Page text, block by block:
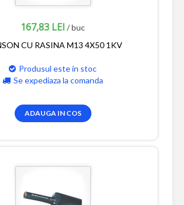
167,83 LEI / buc
CU RASINA M13 4X50 1KV
Produsul este in stoc
Se expediaza la comanda
ADAUGA IN COS